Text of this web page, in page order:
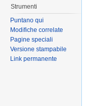
Strumenti
Puntano qui
Modifiche correlate
Pagine speciali
Versione stampabile
Link permanente